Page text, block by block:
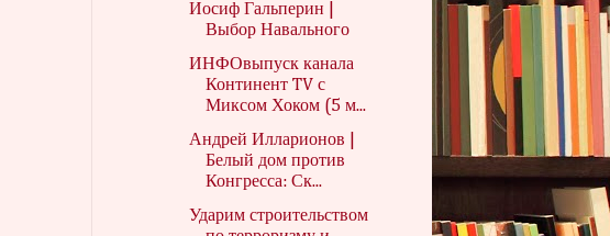
Иосиф Гальперин |
Выбор Навального
ИНФОвыпуск канала
Континент TV с
Миксом Хоком (5 м...
Андрей Илларионов |
Белый дом против
Конгресса: Ск...
Ударим строительством